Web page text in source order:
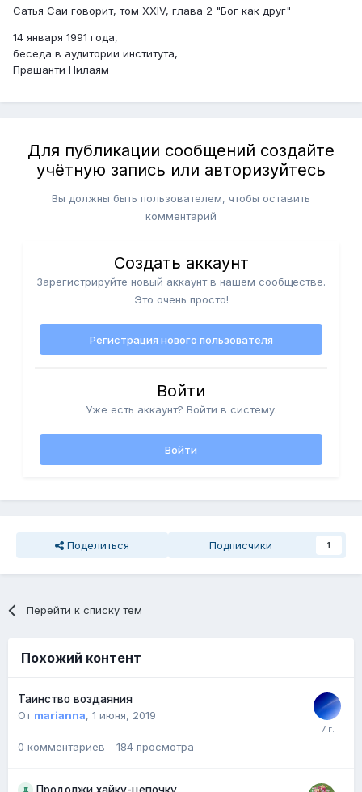
Сатья Саи говорит, том XXIV, глава 2 "Бог как друг"
14 января 1991 года,
беседа в аудитории института,
Прашанти Нилаям
Для публикации сообщений создайте
учётную запись или авторизуйтесь
Вы должны быть пользователем, чтобы оставить
комментарий
Создать аккаунт
Зарегистрируйте новый аккаунт в нашем сообществе.
Это очень просто!
Регистрация нового пользователя
Войти
Уже есть аккаунт? Войти в систему.
Войти
Поделиться Подписчики 1
Перейти к списку тем
Похожий контент
Таинство воздаяния
От marianna, 1 июня, 2019
0 комментариев 184 просмотра